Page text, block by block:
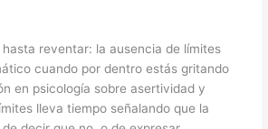
reventar: la ausencia de límites
cuando por dentro estás gritando
en psicología sobre asertividad y
lleva tiempo señalando que la